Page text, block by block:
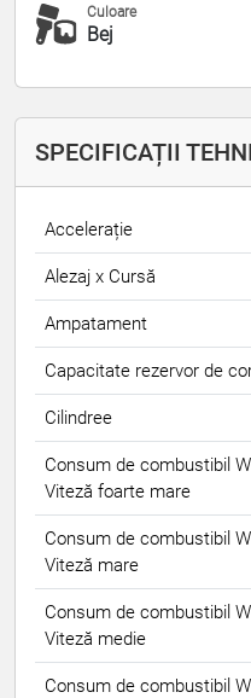
Culoare
Bej
SPECIFICAȚII
Accelerație
Alezaj x Cursă
Ampatament
Capacitate rezervor de
Cilindree
Consum de combustibil
Viteză foarte mare
Consum de combustibil
Viteză mare
Consum de combustibil
Viteză medie
Consum de combustibil